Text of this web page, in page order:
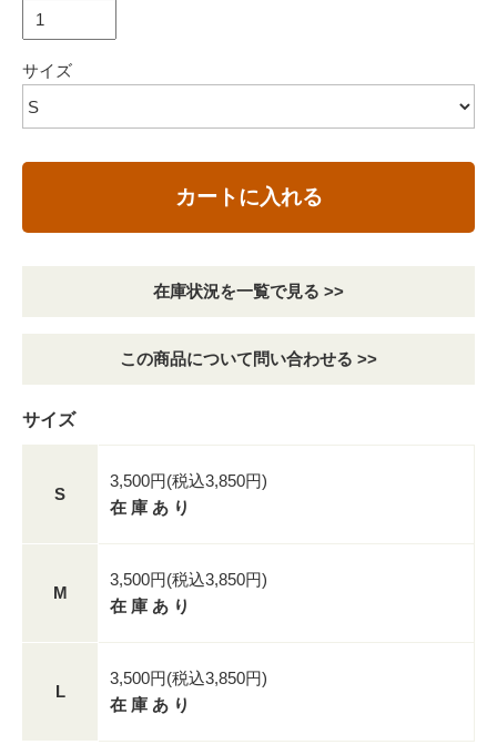
サイズ
カートに入れる
在庫状況を一覧で見る >>
この商品について問い合わせる >>
サイズ
S
3,500円(税込3,850円)
在 庫 あ り
M
3,500円(税込3,850円)
在 庫 あ り
L
3,500円(税込3,850円)
在 庫 あ り